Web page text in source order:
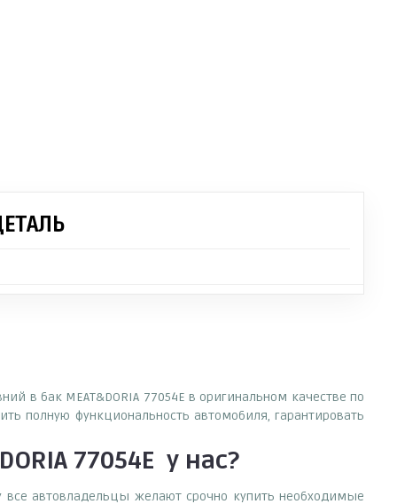
в бак MEAT&DORIA 77054E в оригинальном качестве по
полную функциональность автомобиля, гарантировать
77054E у нас?
все автовладельцы желают срочно купить необходимые